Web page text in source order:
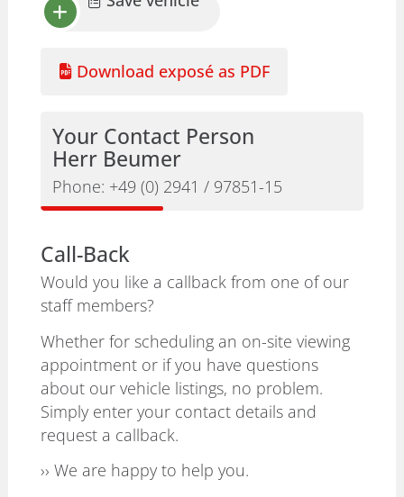
Download exposé as PDF
Your Contact Person
Herr Beumer
Phone: +49 (0) 2941 / 97851-15
Call-Back
Would you like a callback from one of our
staff members?
Whether for scheduling an on-site viewing
appointment or if you have questions
about our vehicle listings, no problem.
Simply enter your contact details and
request a callback.
›› We are happy to help you.